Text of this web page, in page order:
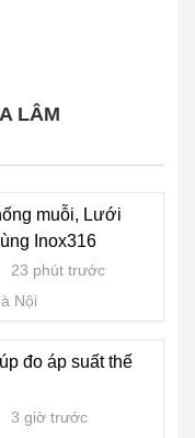
LÂM
muỗi, Lưới
Inox316
23 phút trước
Nội
đo áp suất thế
3 giờ trước